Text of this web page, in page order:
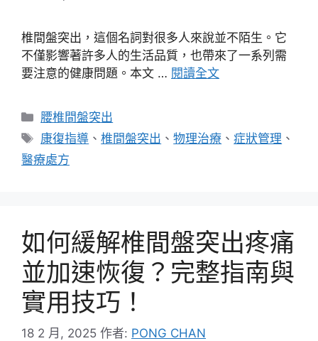
椎間盤突出，這個名詞對很多人來說並不陌生。它
不僅影響著許多人的生活品質，也帶來了一系列需
要注意的健康問題。本文 … 閱讀全文
分
類
腰椎間盤突出
標
籤
康復指導 、椎間盤突出 、物理治療 、症狀管理 、
醫療處方
如何緩解椎間盤突出疼痛
並加速恢復？完整指南與
實用技巧！
18 2 月, 2025 作者: PONG CHAN